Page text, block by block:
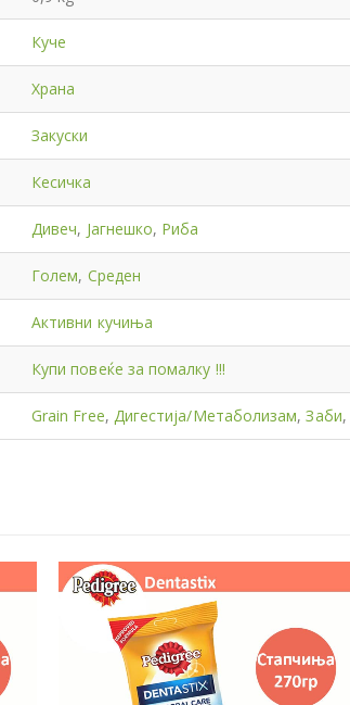
Куче
Храна
Закуски
Кесичка
Дивеч, Јагнешко, Риба
Голем, Среден
Активни кучиња
Купи повеќе за помалку !!!
Grain Free, Дигестија/Метаболизам,Заби,